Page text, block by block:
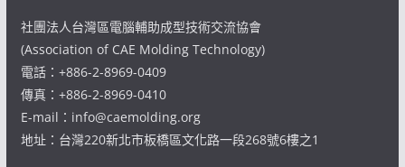
社團法人台灣區電腦輔助成型技術交流協會
(Association of CAE Molding Technology)
電話：+886-2-8969-0409
傳真：+886-2-8969-0410
E-mail：info@caemolding.org
地址：台灣220新北市板橋區文化路一段268號6樓之1